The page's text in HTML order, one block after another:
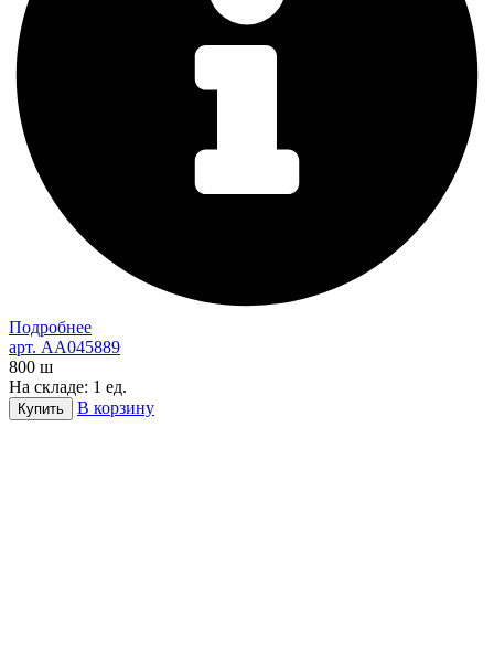
Подробнее
арт. AA045889
800 ш
На складе: 1 ед.
Купить В корзину